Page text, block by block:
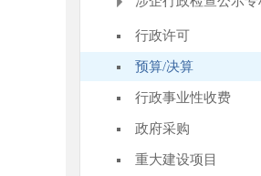
行政许可
预算/决算
行政事业性收费
政府采购
重大建设项目